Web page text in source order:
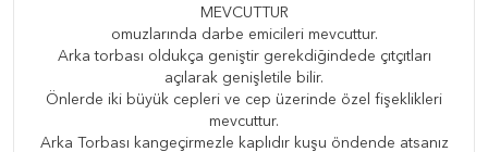
MEVCUTTUR
omuzlarında darbe emicileri mevcuttur.
Arka torbası oldukça geniştir gerekdiğindede çıtçıtları
açılarak genişletile bilir.
Önlerde iki büyük cepleri ve cep üzerinde özel fişeklikleri
mevcuttur.
Arka Torbası kangeçirmezle kaplıdır kuşu öndende atsanız